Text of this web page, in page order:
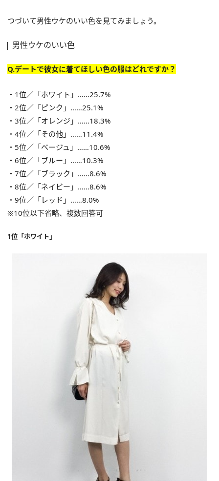
つづいて男性ウケのいい色を見てみましょう。
男性ウケのいい色
Q.デートで彼女に着てほしい色の服はどれですか？
・1位／「ホワイト」……25.7%
・2位／「ピンク」……25.1%
・3位／「オレンジ」……18.3%
・4位／「その他」……11.4%
・5位／「ベージュ」……10.6%
・6位／「ブルー」……10.3%
・7位／「ブラック」……8.6%
・8位／「ネイビー」……8.6%
・9位／「レッド」……8.0%
※10位以下省略、複数回答可
1位「ホワイト」